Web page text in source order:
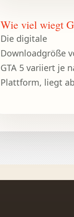
Wie viel wiegt
Die digitale
Downloadgröße
GTA 5 variiert je
Plattform, liegt